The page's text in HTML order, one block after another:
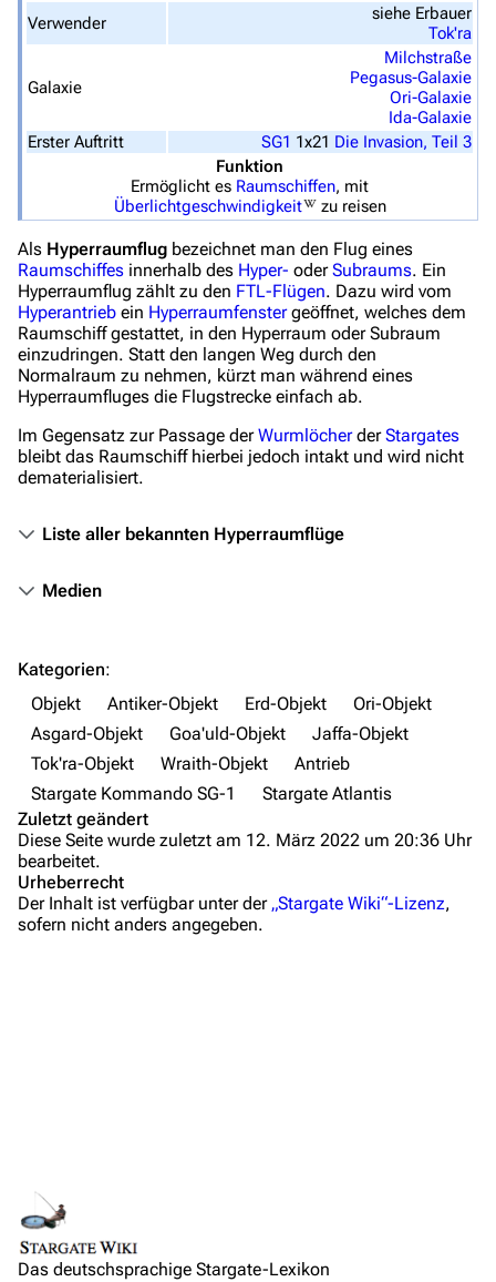
Das Stargate-Universum
Themenportal
Völker
Orte
Objekte
Zeitleiste
Fanprojekte
Kommerzielles
Mitmachen
FAQ
Wiki-Diskussion
Anfragen
Administrations-Übersicht
Löschantrag
Vandalismus melden
IRC-Channel Permanenter Link
Verwender
siehe Erbauer
Tok'ra
Galaxie
Milchstraße
Pegasus-Galaxie
Ori-Galaxie
Ida-Galaxie
Erster Auftritt
SG1 1x21 Die Invasion, Teil 3
Funktion
Ermöglicht es Raumschiffen, mit
Überlichtgeschwindigkeit
zu reisen
Als Hyperraumflug bezeichnet man den Flug eines
Raumschiffes innerhalb des Hyper- oderSubraums. Ein
Hyperraumflug zählt zu den FTL-Flügen. Dazu wird vom
Hyperantrieb ein Hyperraumfenstergeöffnet, welches dem
Raumschiff gestattet, in den Hyperraum oder Subraum
einzudringen. Statt den langen Weg durch den
Normalraum zu nehmen, kürzt man während eines
Hyperraumfluges die Flugstrecke einfach ab.
Im Gegensatz zur Passage derWurmlöcherderStargates
bleibt das Raumschiff hierbei jedoch intakt und wird nicht
dematerialisiert.
Liste aller bekannten Hyperraumflüge
Medien
Kategorien:
Objekt
Antiker-Objekt Erd-Objekt
Ori-Objekt
Asgard-Objekt
Goa'uld-Objekt
Jaffa-Objekt
Tok'ra-Objekt
Wraith-Objekt
Antrieb
Stargate Kommando SG-1
Stargate Atlantis
Zuletzt geändert
Diese Seite wurde zuletzt am 12. März 2022 um 20:36 Uhr
bearbeitet.
Urheberrecht
Der Inhalt ist verfügbar unter der „Stargate Wiki“-Lizenz,
sofern nicht anders angegeben.
Das deutschsprachige Stargate-Lexikon